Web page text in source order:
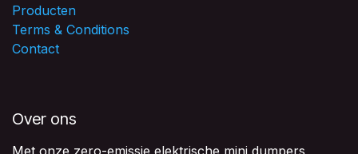
Producten
Terms & Conditions
Contact
Over ons
Met onze zero-emissie elektrische mini dumpers